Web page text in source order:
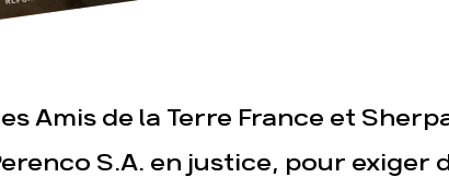
Amis de la Terre France et
S.A. en justice, pour exiger